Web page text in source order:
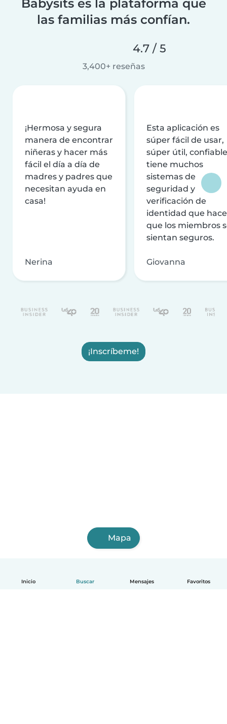
Inicio Buscar Mensajes Favoritos
Babysits es la plataforma que
las familias más confían.
4.7 / 5
3,400+ reseñas
¡Hermosa y segura
manera de encontrar
niñeras y hacer más
fácil el día a día de
madres y padres que
necesitan ayuda en
casa!
Nerina
Esta aplicación es
súper fácil de usar,
súper útil,
tiene muchos
sistemas de
seguridad y
verificación de
identidad que
que los miembros
sientan seguros.
Giovanna
¡Inscríbeme!
Mapa